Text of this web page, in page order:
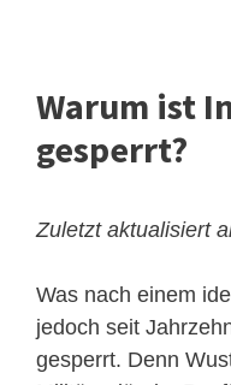
Warum ist
gesperrt?
Zuletzt aktualisiert
Was nach einem
jedoch seit
gesperrt. Denn